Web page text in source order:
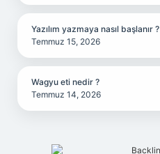
Yazılım yazmaya nasıl başlanır ?
Temmuz 15, 2026
Wagyu eti nedir ?
Temmuz 14, 2026